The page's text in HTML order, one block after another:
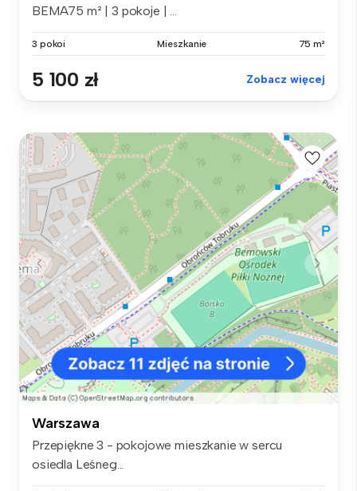
BEMA75 m² | 3 pokoje | ...
3 pokoi Mieszkanie 75 m²
5 100 zł Zobacz więcej
Warszawa
Przepiękne 3 - pokojowe mieszkanie w sercu
osiedla Leśneg...